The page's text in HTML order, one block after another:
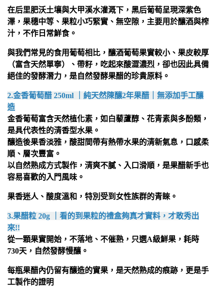
在后里肥沃土壤與大甲溪水灌溉下，黑后葡萄呈現深紫色
澤，果穗中等、果粒小巧緊實、無空隙，主要用於釀酒與榨
汁，不作日常鮮食。
與我們常見的食用葡萄相比，釀酒葡萄果實較小、果皮較厚
（富含天然單寧）、帶籽，吃起來酸澀濃烈，卻也因此具備
絕佳的發酵潛力，是自然發酵果醋的珍貴原料。
2.金香葡萄醋 250ml ｜純天然陳釀2年果醋｜無添加手工釀
造
金香葡萄富含天然植化素，如白藜蘆醇、花青素與多酚類，
是具代表性的清香型水果。
釀造後果香淡雅，酸甜間帶有熱帶水果的清新氣息，口感柔
順、層次豐富。
以自然熟成方式製作，清爽不膩、入口滑順，是果醋新手也
容易喜歡的入門風味。
果香迷人、酸度溫和，特別受到女性族群的青睞。
3.果醋粒 20g ｜看的到果粒的禮盒夠真才實料，才敢秀出
來!!
從一顆果實開始，不落地、不催熟，只選A級鮮果，耗時
730天，自然發酵慢釀。
每瓶果醋內仍留有釀造的實果，是天然熟成的痕跡，更是手
工製作的證明